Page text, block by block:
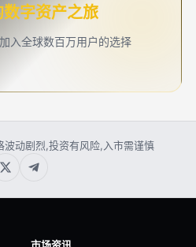
字资产之旅
入全球数百万用户的选择
动剧烈,投资有风险,入市需谨慎